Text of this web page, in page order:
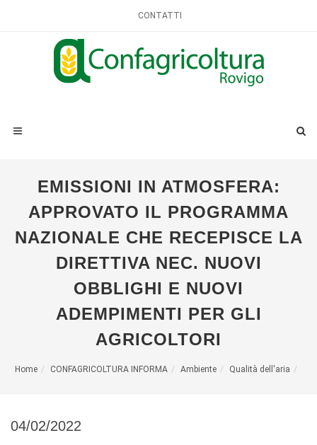
CONTATTI
EMISSIONI IN ATMOSFERA:
APPROVATO IL PROGRAMMA
NAZIONALE CHE RECEPISCE LA
DIRETTIVA NEC. NUOVI
OBBLIGHI E NUOVI
ADEMPIMENTI PER GLI
AGRICOLTORI
Home CONFAGRICOLTURA INFORMA Ambiente Qualità dell'aria
04/02/2022